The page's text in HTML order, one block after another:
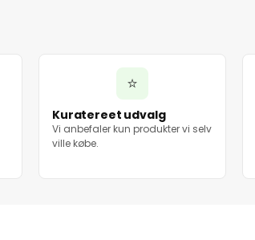
⭐
Kuratereet udvalg
Vi anbefaler kun produkter vi selv
ville købe.